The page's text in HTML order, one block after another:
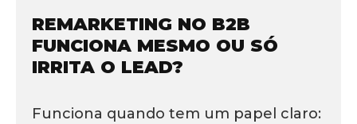
REMARKETING NO B2B
FUNCIONA MESMO OU SÓ
IRRITA O LEAD?
Funciona quando tem um papel claro: